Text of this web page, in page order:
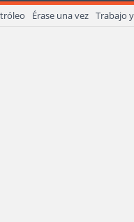
Érase una vez Trabajo